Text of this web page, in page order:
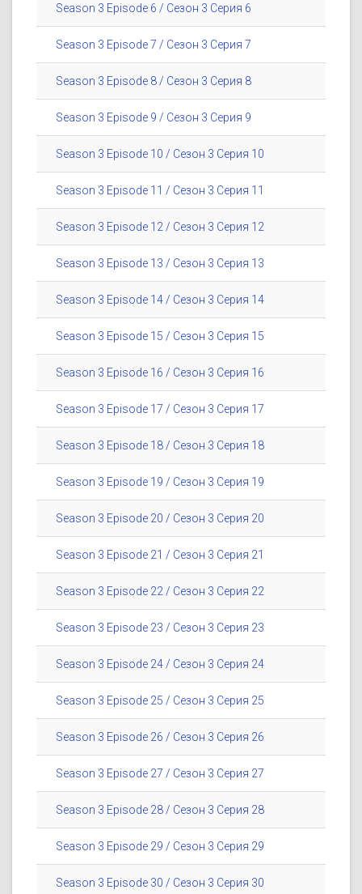
Season 3 Episode 6 / Сезон 3 Серия 6
Season 3 Episode 7 / Сезон 3 Серия 7
Season 3 Episode 8 / Сезон 3 Серия 8
Season 3 Episode 9 / Сезон 3 Серия 9
Season 3 Episode 10 / Сезон 3 Серия 10
Season 3 Episode 11 / Сезон 3 Серия 11
Season 3 Episode 12 / Сезон 3 Серия 12
Season 3 Episode 13 / Сезон 3 Серия 13
Season 3 Episode 14 / Сезон 3 Серия 14
Season 3 Episode 15 / Сезон 3 Серия 15
Season 3 Episode 16 / Сезон 3 Серия 16
Season 3 Episode 17 / Сезон 3 Серия 17
Season 3 Episode 18 / Сезон 3 Серия 18
Season 3 Episode 19 / Сезон 3 Серия 19
Season 3 Episode 20 / Сезон 3 Серия 20
Season 3 Episode 21 / Сезон 3 Серия 21
Season 3 Episode 22 / Сезон 3 Серия 22
Season 3 Episode 23 / Сезон 3 Серия 23
Season 3 Episode 24 / Сезон 3 Серия 24
Season 3 Episode 25 / Сезон 3 Серия 25
Season 3 Episode 26 / Сезон 3 Серия 26
Season 3 Episode 27 / Сезон 3 Серия 27
Season 3 Episode 28 / Сезон 3 Серия 28
Season 3 Episode 29 / Сезон 3 Серия 29
Season 3 Episode 30 / Сезон 3 Серия 30